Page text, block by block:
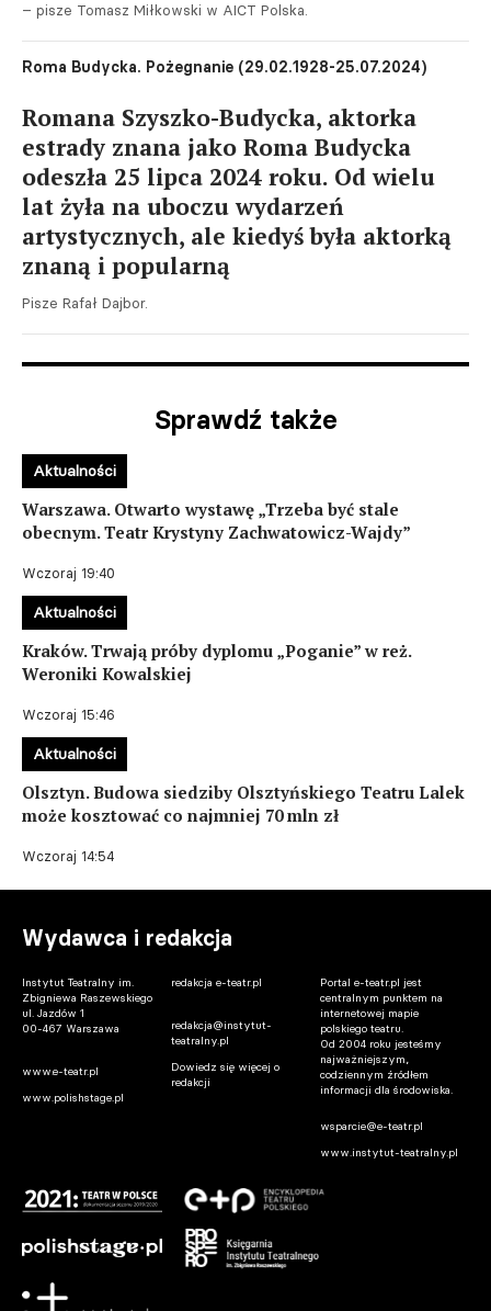
– pisze Tomasz Miłkowski w AICT Polska.
Roma Budycka. Pożegnanie (29.02.1928-25.07.2024)
Romana Szyszko-Budycka, aktorka
estrady znana jako Roma Budycka
odeszła 25 lipca 2024 roku. Od wielu
lat żyła na uboczu wydarzeń
artystycznych, ale kiedyś była aktorką
znaną i popularną
Pisze Rafał Dajbor.
Sprawdź także
Warszawa. Otwarto wystawę „Trzeba być stale
obecnym. Teatr Krystyny Zachwatowicz-Wajdy”
Wczoraj 19:40
Aktualności
Kraków. Trwają próby dyplomu „Poganie” w reż.
Weroniki Kowalskiej
Wczoraj 15:46
Aktualności
Olsztyn. Budowa siedziby Olsztyńskiego Teatru Lalek
może kosztować co najmniej 70 mln zł
Wczoraj 14:54
Aktualności
Wydawca i redakcja
Instytut Teatralny im.
Zbigniewa Raszewskiego
ul. Jazdów 1
00-467 Warszawa
www.e-teatr.pl
www.polishstage.pl
redakcja e-teatr.pl
redakcja@instytut-
teatralny.pl
Dowiedz się więcej o
redakcji
Portal e-teatr.pl jest
centralnym punktem na
internetowej mapie
polskiego teatru.
Od 2004 roku jesteśmy
najważniejszym,
codziennym źródłem
informacji dla środowiska.
wsparcie@e-teatr.pl
www.instytut-teatralny.pl